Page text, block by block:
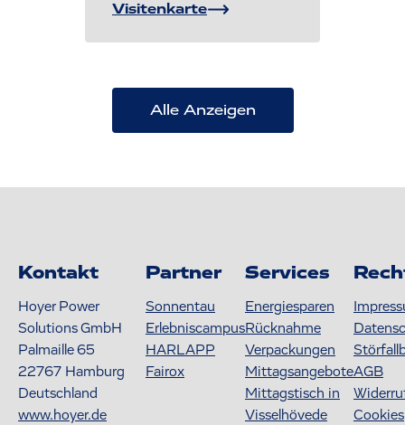
Visitenkarte
Alle Anzeigen
Kontakt
Hoyer Power
Solutions GmbH
Palmaille 65
22767 Hamburg
Deutschland
www.hoyer.de
Partner
Sonnentau
Erlebniscampus
HARLAPP
Fairox
Services
Energiesparen
Rücknahme
Verpackungen
Mittagsangebote
Mittagstisch in
Visselhövede
AGB
Cookies